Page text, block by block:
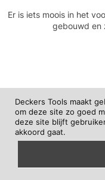
Er is iets moois in het
gebouwd en
Deckers Tools maakt
om deze site zo goed
deze site blijft
akkoord gaat.